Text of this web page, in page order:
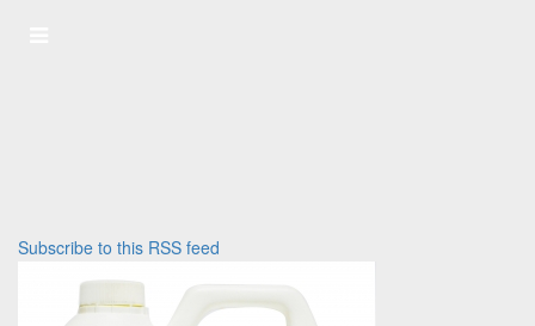
Subscribe to this RSS feed